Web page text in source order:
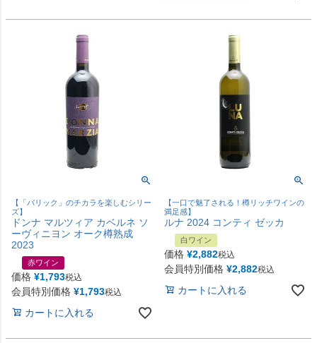
【「バリック」のチカラを楽しむシリー
ズ】
ドンナ マルツィア カベルネ ソ
ーヴィニヨン オーク樽熟成
2023
赤ワイン
価格 ¥1,793税込
会員特別価格 ¥1,793税込
カートに入れる
【一口で魅了される！樽リッチワインの
満足感】
ルナ 2024 コンティ ゼッカ
白ワイン
価格 ¥2,882税込
会員特別価格 ¥2,882税込
カートに入れる